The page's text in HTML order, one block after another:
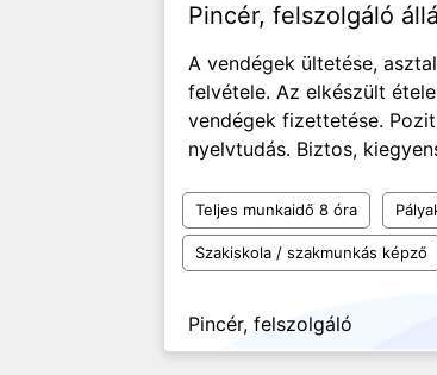
Pincér, felszolgáló
A vendégek ültetése,
felvétele. Az elkészült
vendégek fizettetése.
nyelvtudás. Biztos,
Teljes munkaidő 8 óra
Szakiskola / szakmunkás képző
Pincér, felszolgáló